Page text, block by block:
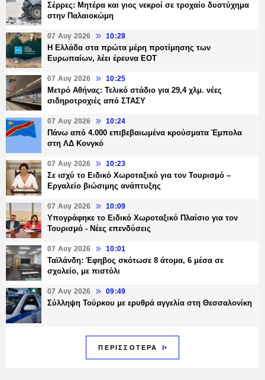
Σέρρες: Μητέρα και γιος νεκροί σε τροχαίο δυστύχημα
στην Παλαιοκώμη
07 Αυγ 2026 10:28
Η Ελλάδα στα πρώτα μέρη προτίμησης των
Ευρωπαίων, λέει έρευνα ΕΟΤ
07 Αυγ 2026 10:25
Μετρό Αθήνας: Τελικό στάδιο για 29,4 χλμ. νέες
σιδηροτροχιές από ΣΤΑΣΥ
07 Αυγ 2026 10:24
Πάνω από 4.000 επιβεβαιωμένα κρούσματα Έμπολα
στη ΛΔ Κονγκό
07 Αυγ 2026 10:23
Σε ισχύ το Ειδικό Χωροταξικό για τον Τουρισμό –
Εργαλείο βιώσιμης ανάπτυξης
07 Αυγ 2026 10:09
Υπογράφηκε το Ειδικό Χωροταξικό Πλαίσιο για τον
Τουρισμό - Νέες επενδύσεις
07 Αυγ 2026 10:01
Ταϊλάνδη: Έφηβος σκότωσε 8 άτομα, 6 μέσα σε
σχολείο, με πιστόλι
07 Αυγ 2026 09:49
Σύλληψη Τούρκου με ερυθρά αγγελία στη Θεσσαλονίκη
ΠΕΡΙΣΣΟΤΕΡΑ